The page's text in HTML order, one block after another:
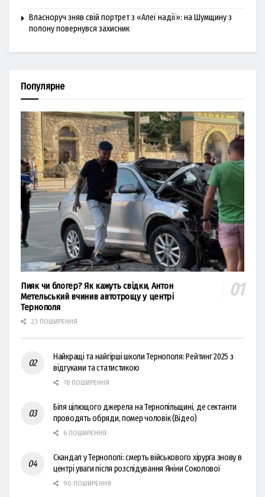
Власноруч зняв свій портрет з «Алеї надії»: на Шумщину з
полону повернувся захисник
Популярне
Пияк чи блогер? Як кажуть свідки, Антон
Метельський вчинив автотрощу у центрі
Тернополя
23 ПОШИРЕННЯ
Найкращі та найгірші школи Тернополя: Рейтинг 2025 з
відгуками та статистикою
78 ПОШИРЕННЯ
Біля цілющого джерела на Тернопільщині, де сектанти
проводять обряди, помер чоловік (Відео)
6 ПОШИРЕННЯ
Скандал у Тернополі: смерть військового хірурга знову в
центрі уваги після розслідування Яніни Соколової
90 ПОШИРЕННЯ